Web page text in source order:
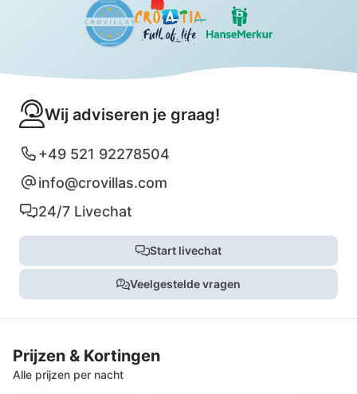
Wij adviseren je graag!
+49 521 92278504
info@crovillas.com
24/7 Livechat
Start livechat
Veelgestelde vragen
Prijzen & Kortingen
Alle prijzen per nacht